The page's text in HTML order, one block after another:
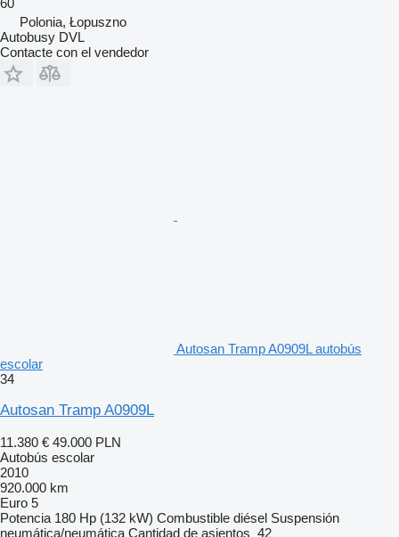
60
Polonia, Łopuszno
Autobusy DVL
Contacte con el vendedor
Autosan Tramp A0909L autobús
escolar
34
Autosan Tramp A0909L
11.380 € 49.000 PLN
Autobús escolar
2010
920.000 km
Euro 5
Potencia 180 Hp (132 kW) Combustible diésel Suspensión
neumática/neumática Cantidad de asientos 42